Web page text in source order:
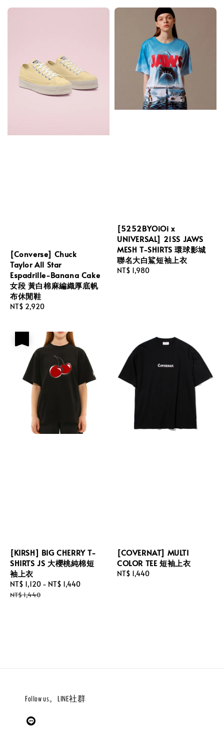
[Converse] Chuck
Taylor All Star
Espadrille-Banana Cake
女段 黃白棉麻編織厚底帆
布休閒鞋
Regular
NT$ 2,920
[5252BYOiOi x
UNIVERSAL] 21SS JAWS
MESH T-SHIRTS 環球影城
聯名大白鯊短袖上衣
Regular
NT$ 1,980
[KIRSH] BIG CHERRY T-
SHIRTS JS 大櫻桃純棉短
袖上衣
Sale
price
NT$ 1,120 - NT$ 1,440
NT$ 1,440
[COVERNAT] MULTI
COLOR TEE 短袖上衣
Regular
NT$ 1,440
Follow us。LINE社群